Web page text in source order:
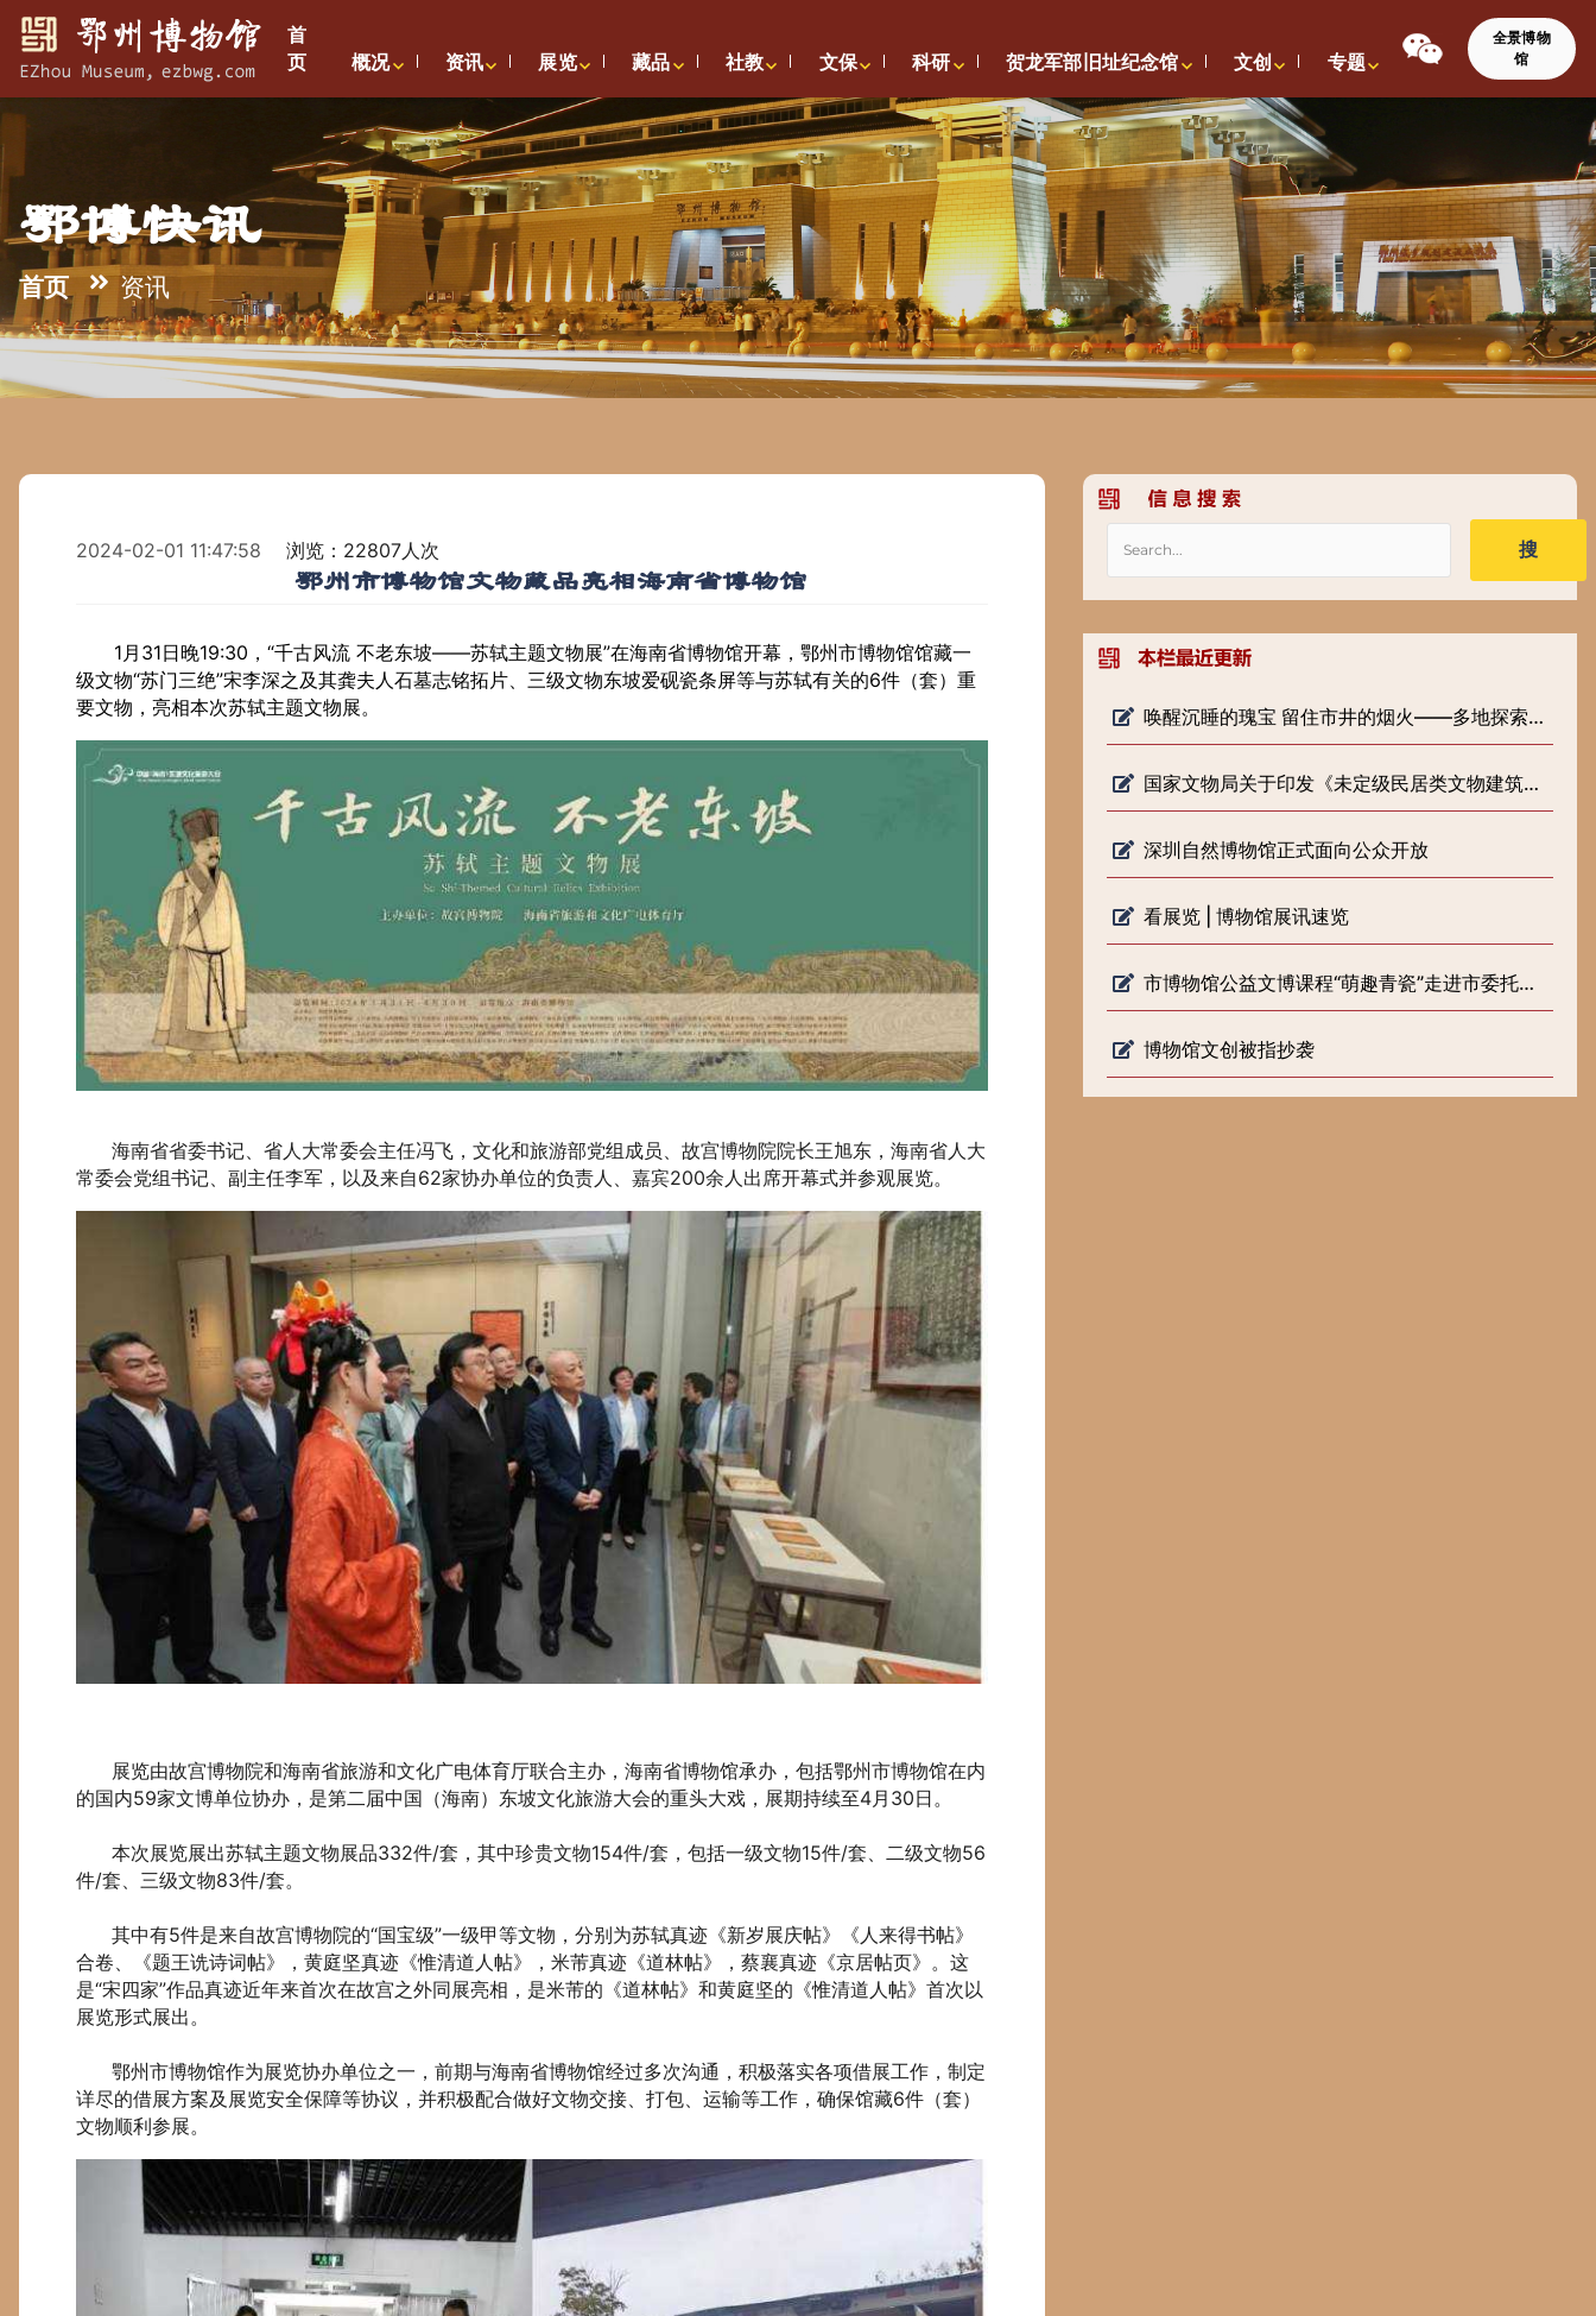
首
页
概况 资讯 展览 藏品 社教 文保 科研 贺龙军部旧址纪念馆 文创 专题
全景博物
馆
鄂博快讯
首页 资讯
2024-02-01 11:47:58 浏览：22807人次
鄂州市博物馆文物藏品亮相海南省博物馆
1月31日晚19:30，“千古风流 不老东坡——苏轼主题文物展”在海南省博物馆开幕，鄂州市博物馆馆藏一
级文物“苏门三绝”宋李深之及其龚夫人石墓志铭拓片、三级文物东坡爱砚瓷条屏等与苏轼有关的6件（套）重
要文物，亮相本次苏轼主题文物展。
海南省省委书记、省人大常委会主任冯飞，文化和旅游部党组成员、故宫博物院院长王旭东，海南省人大
常委会党组书记、副主任李军，以及来自62家协办单位的负责人、嘉宾200余人出席开幕式并参观展览。
展览由故宫博物院和海南省旅游和文化广电体育厅联合主办，海南省博物馆承办，包括鄂州市博物馆在内
的国内59家文博单位协办，是第二届中国（海南）东坡文化旅游大会的重头大戏，展期持续至4月30日。
本次展览展出苏轼主题文物展品332件/套，其中珍贵文物154件/套，包括一级文物15件/套、二级文物56
件/套、三级文物83件/套。
其中有5件是来自故宫博物院的“国宝级”一级甲等文物，分别为苏轼真迹《新岁展庆帖》《人来得书帖》
合卷、《题王诜诗词帖》，黄庭坚真迹《惟清道人帖》，米芾真迹《道林帖》，蔡襄真迹《京居帖页》。这
是“宋四家”作品真迹近年来首次在故宫之外同展亮相，是米芾的《道林帖》和黄庭坚的《惟清道人帖》首次以
展览形式展出。
鄂州市博物馆作为展览协办单位之一，前期与海南省博物馆经过多次沟通，积极落实各项借展工作，制定
详尽的借展方案及展览安全保障等协议，并积极配合做好文物交接、打包、运输等工作，确保馆藏6件（套）
文物顺利参展。
搜
唤醒沉睡的瑰宝 留住市井的烟火——多地探索低级别文物保护新路径
国家文物局关于印发《未定级民居类文物建筑修缮审批工作指引（试行）》的通知
深圳自然博物馆正式面向公众开放
看展览 | 博物馆展讯速览
市博物馆公益文博课程“萌趣青瓷”走进市委托管课堂
博物馆文创被指抄袭